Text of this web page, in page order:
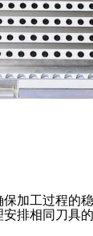
加工过程的
排相同刀具